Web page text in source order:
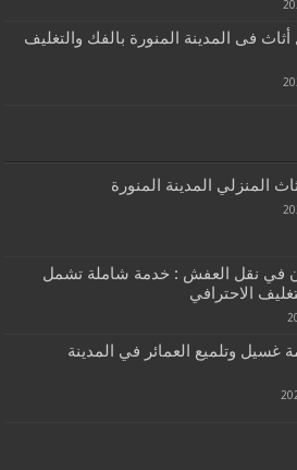
فى المدينة المنورة بالفك والتغليف
المنزلي المدينة المنورة
في نقل العفش : خدمة شاملة تشمل
الاحترافي
غسيل وتلميع العمائر في المدينة